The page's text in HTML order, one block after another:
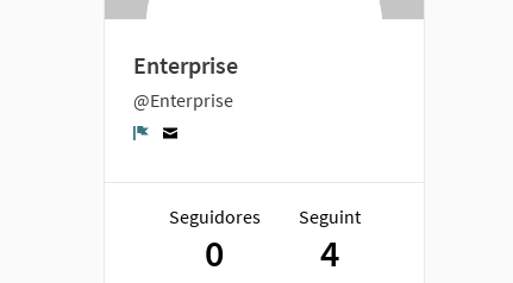
Enterprise
@Enterprise
Seguidores
0
Seguint
4